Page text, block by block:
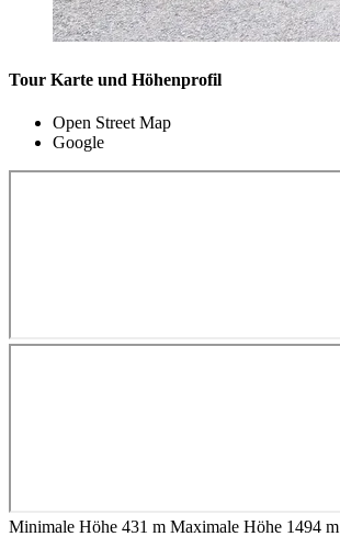
Tour Karte und Höhenprofil
Open Street Map
Google
Minimale Höhe 431 m Maximale Höhe 1494 m